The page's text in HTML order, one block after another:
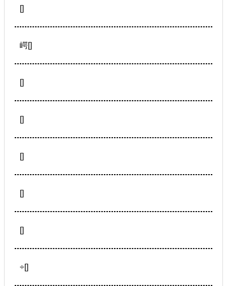
[]
崿[]
[]
[]
[]
[]
[]
÷[]